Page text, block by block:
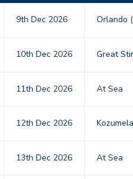
9th Dec 2026 Orlando
10th Dec 2026 Great
11th Dec 2026 At Sea
12th Dec 2026
13th Dec 2026 At Sea